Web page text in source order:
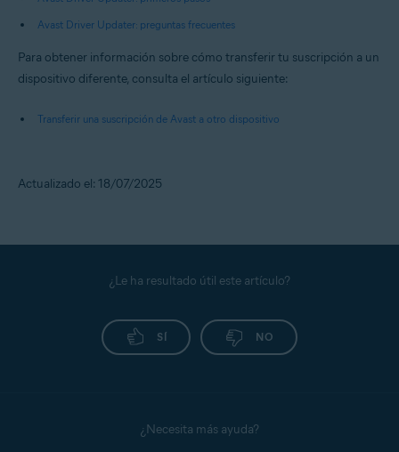
Avast Driver Updater: preguntas frecuentes
Para obtener información sobre cómo transferir tu suscripción a un
dispositivo diferente, consulta el artículo siguiente:
Transferir una suscripción de Avast a otro dispositivo
Actualizado el: 18/07/2025
¿Le ha resultado útil este artículo?
SÍ NO
¿Necesita más ayuda?